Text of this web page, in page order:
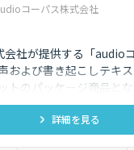
コーパス株式会社
社が提供する「audio
および書き起こしテキ
トのパッケージ商品とな
買い求めいただけます。
詳細を見る